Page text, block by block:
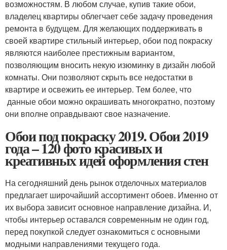
возможностям. В любом случае, купив такие обои,
владелец квартиры облегчает себе задачу проведения
ремонта в будущем. Для желающих поддерживать в
своей квартире стильный интерьер, обои под покраску
являются наиболее престижным вариантом,
позволяющим вносить некую изюминку в дизайн любой
комнаты. Они позволяют скрыть все недостатки в
квартире и освежить ее интерьер. Тем более, что
данные обои можно окрашивать многократно, поэтому
они вполне оправдывают свое назначение.
Обои под покраску 2019. Обои 2019
года – 120 фото красивых и
креативных идей оформления стен
На сегодняшний день рынок отделочных материалов
предлагает широчайший ассортимент обоев. Именно от
их выбора зависит основное направление дизайна. И,
чтобы интерьер оставался современным не один год,
перед покупкой следует ознакомиться с основными
модными направлениями текущего года.